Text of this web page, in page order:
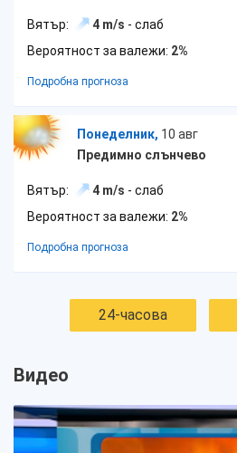
Вятър: 4 m/s - слаб
Вероятност за валежи: 2%
Подробна прогноза
Понеделник, 10 авг
Предимно слънчево
Вятър: 4 m/s - слаб
Вероятност за валежи: 2%
Подробна прогноза
24-часова
Видео